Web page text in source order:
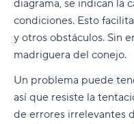
diagrama, se indican la
condiciones. Esto
y otros obstáculos. Sin
madriguera del conejo.
Un problema puede
así que resiste la
de errores irrelevantes